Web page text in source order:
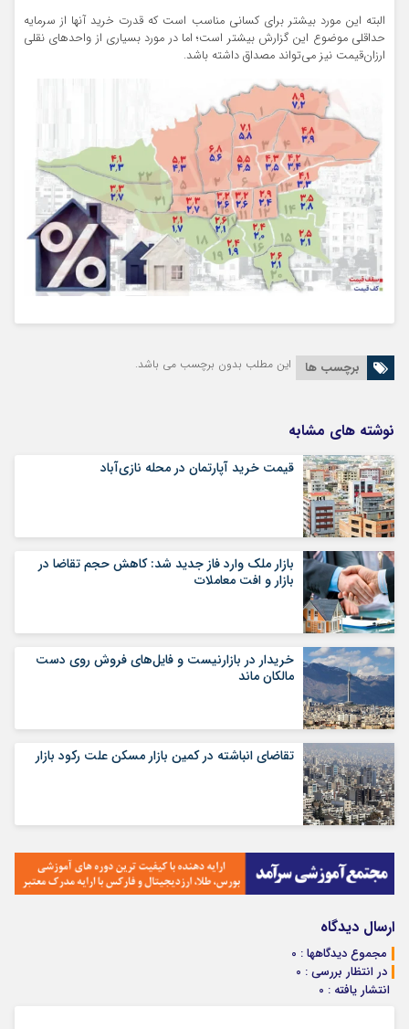
البته این مورد بیشتر برای کسانی مناسب است که قدرت خرید آنها از سرمایه‌
حداقلی موضوع این گزارش بیشتر است؛ اما در مورد بسیاری از واحدهای نقلی
ارزان‌قیمت نیز می‌تواند مصداق داشته باشد.
برچسب ها این مطلب بدون برچسب می باشد.
نوشته های مشابه
قیمت خرید آپارتمان در محله نازی‌آباد
بازار ملک وارد فاز جدید شد: کاهش حجم تقاضا در
بازار و افت معاملات
خریدار در بازارنیست و فایل‌های فروش روی دست
مالکان ماند
تقاضای انباشته در کمین بازار مسکن علت رکود بازار
ارسال دیدگاه
مجموع دیدگاهها : 0
در انتظار بررسی : 0
انتشار یافته : 0